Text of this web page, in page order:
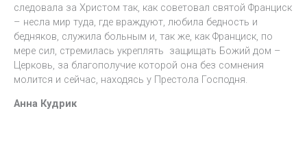
следовала за Христом так, как советовал святой Франциск
– несла мир туда, где враждуют, любила бедность и
бедняков, служила больным и, так же, как Франциск, по
мере сил, стремилась укреплять защищать Божий дом –
Церковь, за благополучие которой она без сомнения
молится и сейчас, находясь у Престола Господня.
Анна Кудрик